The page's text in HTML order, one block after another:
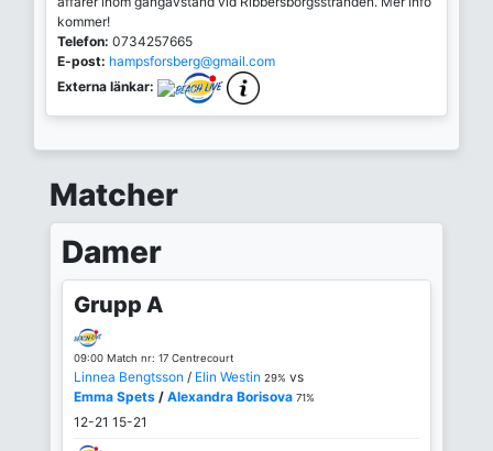
kommer!
Telefon: 0734257665
E-post: hampsforsberg@gmail.com
Externa länkar:
Matcher
Damer
Grupp A
09:00 Match nr: 17 Centrecourt
Linnea Bengtsson / Elin Westin 29% vs
Emma Spets / Alexandra Borisova 71%
12-21 15-21